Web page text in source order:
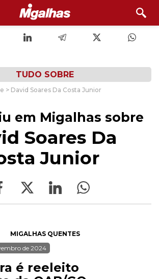
TUDO SOBRE
> David Soares Da Costa Junior
em Migalhas sobre
Soares Da
Junior
MIGALHAS QUENTES
de 2024
é reeleito